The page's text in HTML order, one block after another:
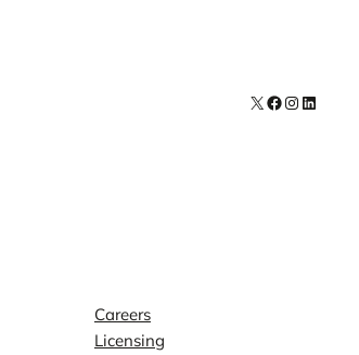
X Facebook
Careers
Licensing